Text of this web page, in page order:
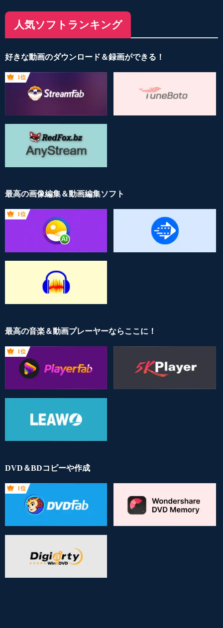
人気ソフトランキング
好きな動画のダウンロード＆録画ができる！
1位
最高の画像編集＆動画編集ソフト
1位
最高の音楽＆動画プレーヤーならここに！
1位
DVD＆BDコピーや作成
1位